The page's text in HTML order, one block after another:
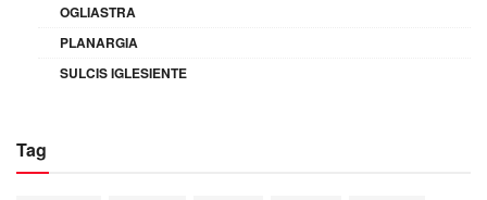
OGLIASTRA
PLANARGIA
SULCIS IGLESIENTE
Tag